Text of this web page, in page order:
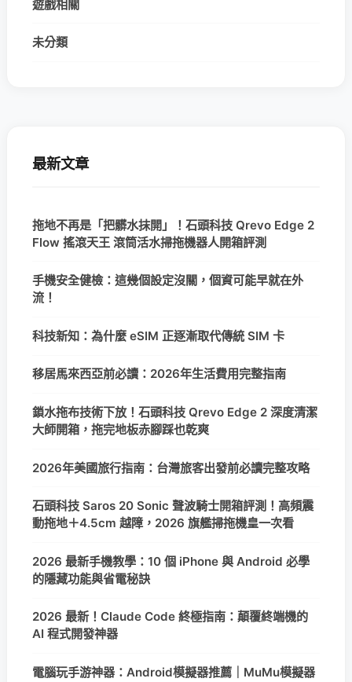
遊戲相關
未分類
最新文章
拖地不再是「把髒水抹開」！石頭科技 Qrevo Edge 2
Flow 搖滾天王 滾筒活水掃拖機器人開箱評測
手機安全健檢：這幾個設定沒關，個資可能早就在外
流！
科技新知：為什麼 eSIM 正逐漸取代傳統 SIM 卡
移居馬來西亞前必讀：2026年生活費用完整指南
鎖水拖布技術下放！石頭科技 Qrevo Edge 2 深度清潔
大師開箱，拖完地板赤腳踩也乾爽
2026年美國旅行指南：台灣旅客出發前必讀完整攻略
石頭科技 Saros 20 Sonic 聲波騎士開箱評測！高頻震
動拖地＋4.5cm 越障，2026 旗艦掃拖機皇一次看
2026 最新手機教學：10 個 iPhone 與 Android 必學
的隱藏功能與省電秘訣
2026 最新！Claude Code 終極指南：顛覆終端機的
AI 程式開發神器
電腦玩手游神器：Android模擬器推薦｜MuMu模擬器